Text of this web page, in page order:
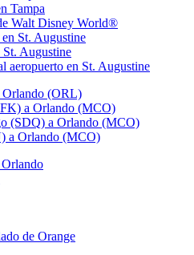
Tampa
Walt Disney World®
St. Augustine
St. Augustine
aeropuerto en St. Augustine
(ORL)
a Orlando (MCO)
(SDQ) a Orlando (MCO)
a Orlando (MCO)
Orlando
de Orange